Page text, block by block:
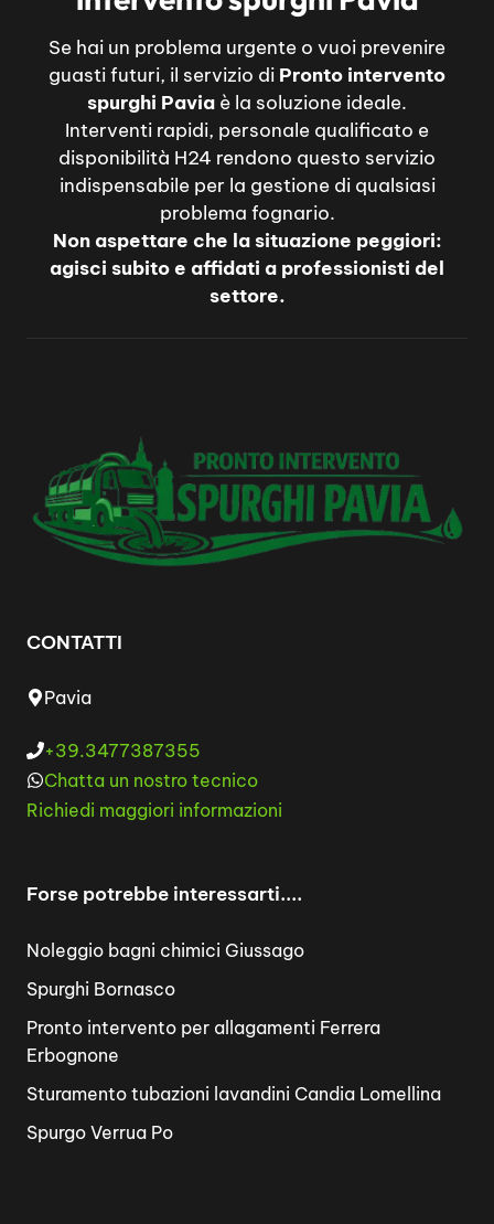
Se hai un problema urgente o vuoi prevenire
guasti futuri, il servizio di Pronto intervento
spurghi Pavia è la soluzione ideale.
Interventi rapidi, personale qualificato e
disponibilità H24 rendono questo servizio
indispensabile per la gestione di qualsiasi
problema fognario.
Non aspettare che la situazione peggiori:
agisci subito e affidati a professionisti del
settore.
CONTATTI
Pavia
+39.3477387355
Chatta un nostro tecnico
Richiedi maggiori informazioni
Forse potrebbe interessarti....
Noleggio bagni chimici Giussago
Spurghi Bornasco
Pronto intervento per allagamenti Ferrera
Erbognone
Sturamento tubazioni lavandini Candia Lomellina
Spurgo Verrua Po